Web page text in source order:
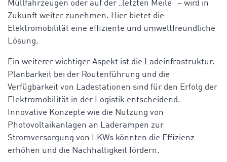
Müllfahrzeugen oder auf der „letzten Meile“ – wird in
Zukunft weiter zunehmen. Hier bietet die
Elektromobilität eine effiziente und umweltfreundliche
Lösung.
Ein weiterer wichtiger Aspekt ist die Ladeinfrastruktur.
Planbarkeit bei der Routenführung und die
Verfügbarkeit von Ladestationen sind für den Erfolg der
Elektromobilität in der Logistik entscheidend.
Innovative Konzepte wie die Nutzung von
Photovoltaikanlagen an Laderampen zur
Stromversorgung von LKWs könnten die Effizienz
erhöhen und die Nachhaltigkeit fördern.